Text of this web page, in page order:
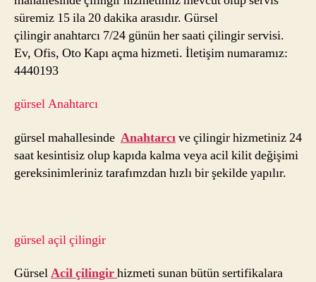
süremiz 15 ila 20 dakika arasıdır. Gürsel
çilingir anahtarcı 7/24 günün her saati çilingir servisi.
Ev, Ofis, Oto Kapı açma hizmeti. İletişim numaramız:
4440193
gürsel Anahtarcı
gürsel mahallesinde Anahtarcıve çilingir hizmetiniz 24
saat kesintisiz olup kapıda kalma veya acil kilit değişimi
gereksinimleriniz tarafımzdan hızlı bir şekilde yapılır.
gürsel açil çilingir
GürselAcil çilingirhizmeti sunan bütün sertifikalara